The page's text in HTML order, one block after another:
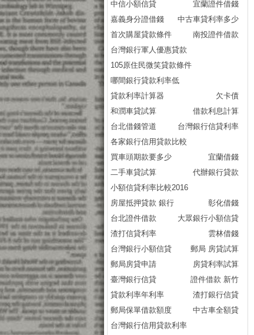
中信小額信貸
宜蘭證件借錢
嘉義身分證借錢
中古車貸利率多少
首次購屋貸款條件
南投證件借款
台灣銀行軍人優惠貸款
105原住民微笑貸款條件
哪間銀行貸款利率低
貸款利率計算器
欠卡債
和潤車貸試算
借款利息計算
台北借錢管道
台灣銀行信貸利率
各家銀行信用貸款比較
買車頭期款要多少
宜蘭借錢
二手車貸試算
代辦銀行貸款
小額信貸利率比較2016
房屋抵押貸款 銀行
彰化借錢
台北證件借款
大眾銀行小額信貸
渣打信貸利率
雲林借錢
台灣銀行小額信貸
郵局 房貸試算
郵局房貸申請
房貸利率試算
臺灣銀行信貸
證件借款 新竹
貸款利率年利率
渣打銀行信貸
郵局保單借款額度
中古車全額貸
台灣銀行信用貸款利率